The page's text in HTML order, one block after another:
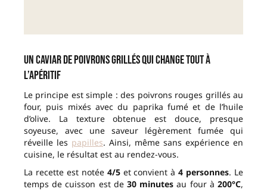
Un caviar de poivrons grillés qui change tout à
l’apéritif
Le principe est simple : des poivrons rouges grillés au
four, puis mixés avec du paprika fumé et de l’huile
d’olive. La texture obtenue est douce, presque
soyeuse, avec une saveur légèrement fumée qui
réveille les papilles. Ainsi, même sans expérience en
cuisine, le résultat est au rendez-vous.
La recette est notée 4/5et convient à4 personnes. Le
temps de cuisson est de 30 minutes au four à200°C,